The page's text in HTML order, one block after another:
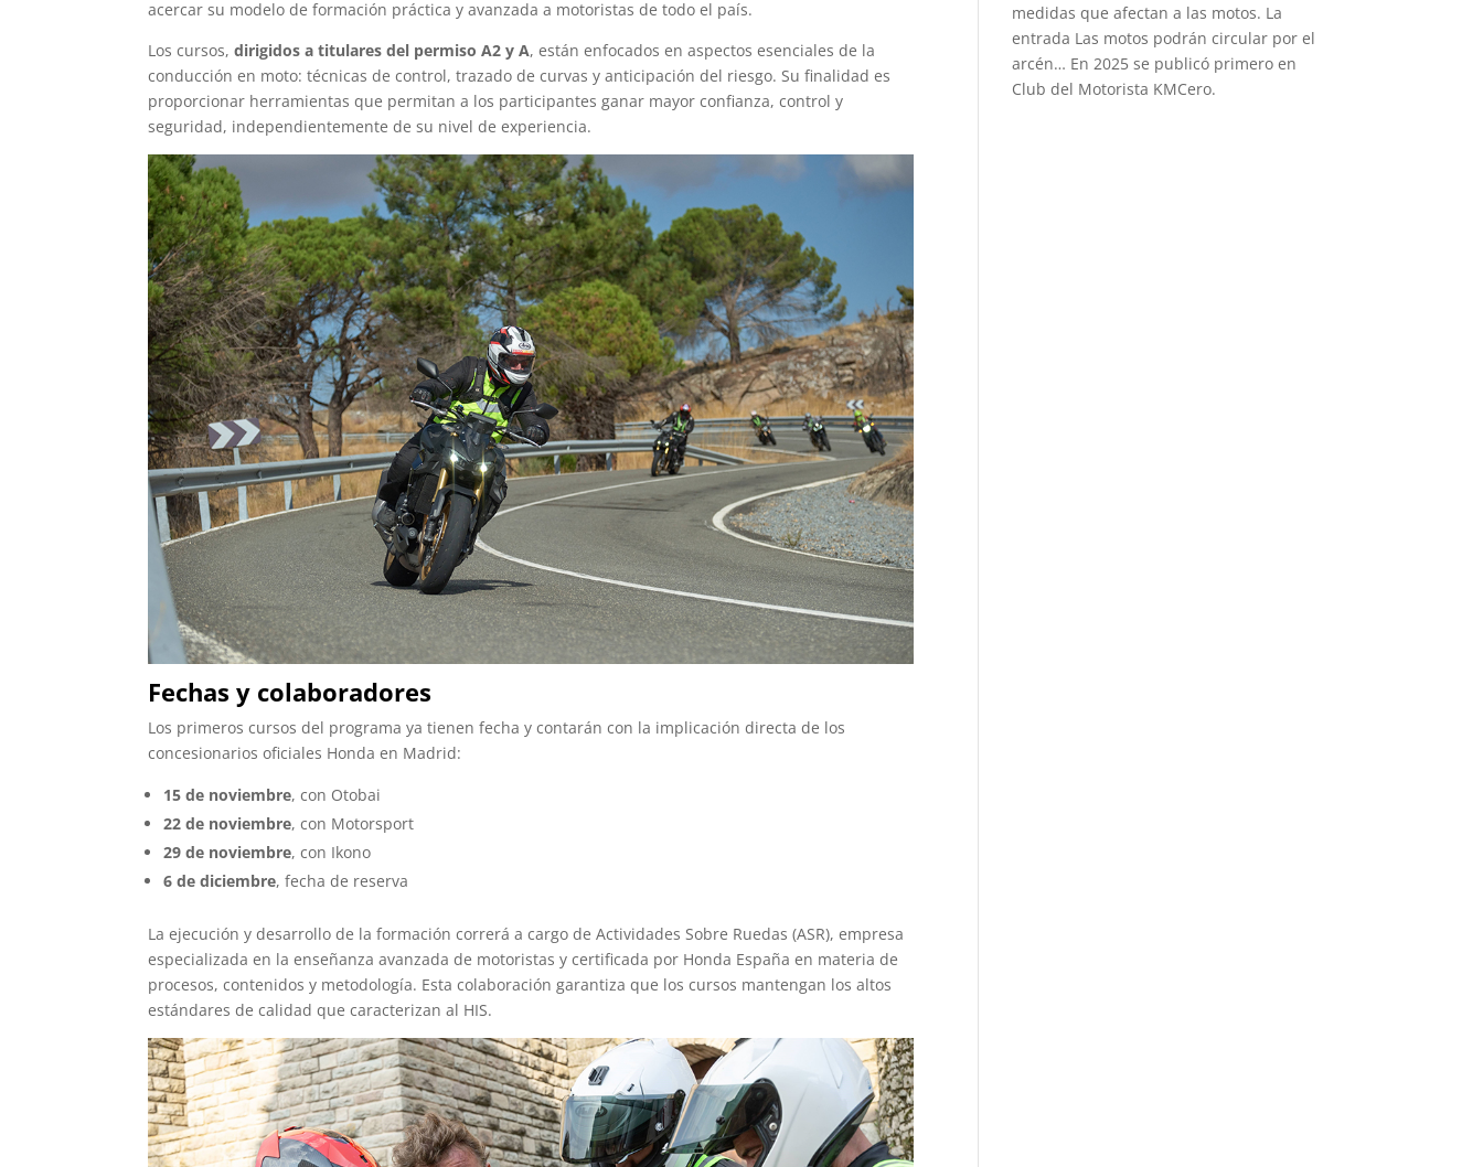
acercar su modelo de formación práctica y avanzada a motoristas de todo el país.
Los cursos,dirigidos a titulares del permiso A2 y A, están enfocados en aspectos esenciales de la
conducción en moto: técnicas de control, trazado de curvas y anticipación del riesgo. Su finalidad es
proporcionar herramientas que permitan a los participantes ganar mayor confianza, control y
seguridad, independientemente de su nivel de experiencia.
Fechas y colaboradores
Los primeros cursos del programa ya tienen fecha y contarán con la implicación directa de los
concesionarios oficiales Honda en Madrid:
15 de noviembre, con Otobai
22 de noviembre, con Motorsport
29 de noviembre, con Ikono
6 de diciembre, fecha de reserva
La ejecución y desarrollo de la formación correrá a cargo de Actividades Sobre Ruedas (ASR), empresa
especializada en la enseñanza avanzada de motoristas y certificada por Honda España en materia de
procesos, contenidos y metodología. Esta colaboración garantiza que los cursos mantengan los altos
estándares de calidad que caracterizan al HIS.
medidas que afectan a las motos. La
entrada Las motos podrán circular por el
arcén… En 2025 se publicó primero en
Club del Motorista KMCero.